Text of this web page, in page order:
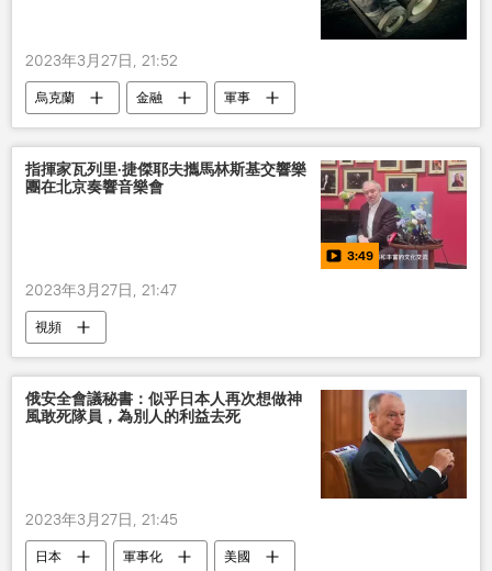
2023年3月27日, 21:52
烏克蘭 金融 軍事
指揮家瓦列里·捷傑耶夫攜馬林斯基交響樂
團在北京奏響音樂會
3:49
2023年3月27日, 21:47
視頻
俄安全會議秘書：似乎日本人再次想做神
風敢死隊員，為別人的利益去死
2023年3月27日, 21:45
日本 軍事化 美國